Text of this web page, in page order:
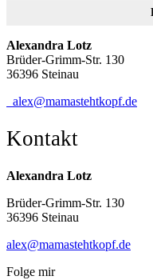
Alexandra Lotz
Brüder-Grimm-Str. 130
36396 Steinau
alex@mamastehtkopf.de
Kontakt
Alexandra Lotz
Brüder-Grimm-Str. 130
36396 Steinau
alex@mamastehtkopf.de
Folge mir